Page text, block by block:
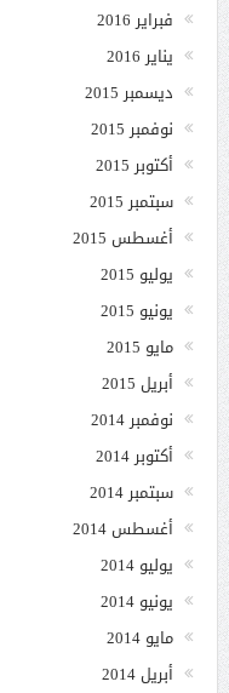
فبراير 2016
يناير 2016
ديسمبر 2015
نوفمبر 2015
أكتوبر 2015
سبتمبر 2015
أغسطس 2015
يوليو 2015
يونيو 2015
مايو 2015
أبريل 2015
نوفمبر 2014
أكتوبر 2014
سبتمبر 2014
أغسطس 2014
يوليو 2014
يونيو 2014
مايو 2014
أبريل 2014